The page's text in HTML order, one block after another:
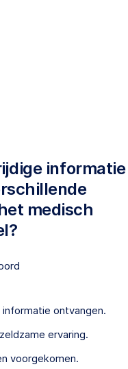
informatie
medisch
ontvangen.
ervaring.
voorgekomen.